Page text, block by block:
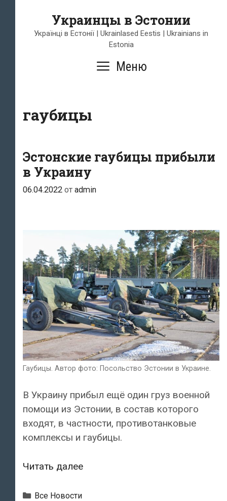
содержимому
Украинцы в Эстонии
Українці в Естонії | Ukrainlased Eestis | Ukrainians in
Estonia
Меню
гаубицы
Эстонские гаубицы прибыли
в Украину
06.04.2022 от admin
Гаубицы. Автор фото: Посольство Эстонии в Украине.
В Украину прибыл ещё один груз военной
помощи из Эстонии, в состав которого
входят, в частности, противотанковые
комплексы и гаубицы.
Читать далееЭстонские
Рубрики
Все Новости